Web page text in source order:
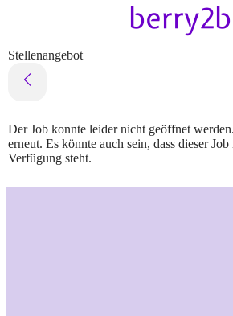
Stellenangebot
Der Job konnte leider nicht geöffnet
erneut. Es könnte auch sein, dass dieser
Verfügung steht.